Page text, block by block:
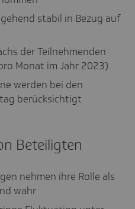
stabil in Bezug auf
der Teilnehmenden
Monat im Jahr 2023)
werden bei den
berücksichtigt
Beteiligten
nehmen ihre Rolle als
wahr